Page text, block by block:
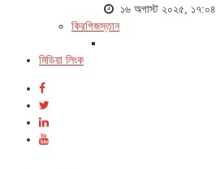
১৬ অগাস্ট ২০২৫, ১৭:০৪
কিরগিজস্তান
মিডিয়া লিংক